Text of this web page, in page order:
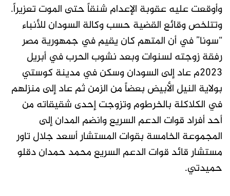
وأوقعت عليه عقوبة الإعدام شنقاً حتى الموت تعزيراً.
وتتلخص وقائع القضية حسب وكالة السودان للأنباء
“سونا” في أن المتهم كان يقيم في جمهورية مصر
رفقة زوجته لسنوات وبعد نشوب الحرب في أبريل
2023م عاد إلى السودان وسكن في مدينة كوستي
بولاية النيل الأبيض بعضاً من الزمن ثم عاد إلى منزلهم
في الكلاكلة بالخرطوم وتزوجت إحدى شقيقاته من
أحد أفراد قوات الدعم السريع وانضم المدان إلى
المجموعة الخامسة بقوات المستشار أسعد جلال تاور
مستشار قائد قوات الدعم السريع محمد حمدان دقلو
حميدتي.